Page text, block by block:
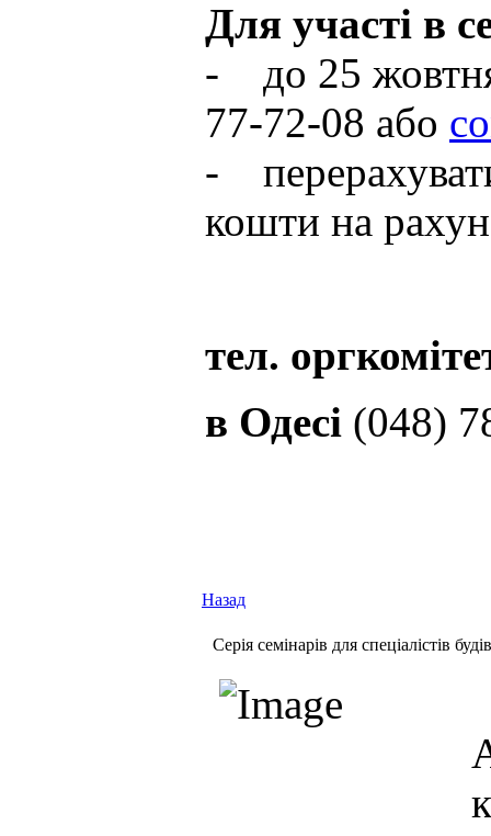
Для участі в
- до 25 жовтня
77-72-08 або
-
кошти на
тел.
в Одесі (048)
Назад
Cерія семінарів для спеціалістів